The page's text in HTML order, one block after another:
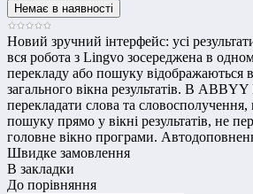
Новий зручний інтерфейс: усі
вся робота з Lingvo зосереджена в
перекладу або пошуку відображаються
загального вікна результатів. В
перекладати слова та словосполучення,
пошуку прямо у вікні результатів, не
головне вікно програми.
Швидке замовлення
В закладки
До порівняння